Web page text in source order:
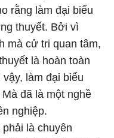
rằng làm đại biểu
thuyết. Bởi vì
mà cử tri quan tâm,
là hoàn toàn
làm đại biểu
đã là một nghề
nghiệp.
là chuyên